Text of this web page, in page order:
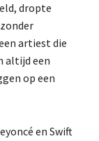
dropte
artiest die
altijd een
op een
en Swift